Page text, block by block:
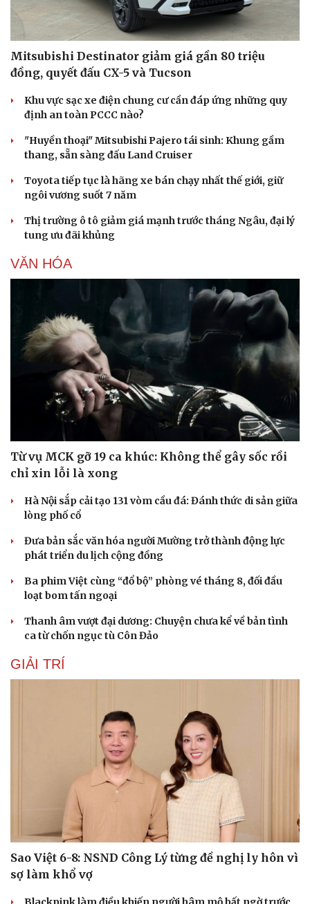
Săn Tour
check-in
Podcast
Đọc truyện đêm khuya
Mitsubishi Destinator giảm giá gần 80 triệu
đồng, quyết đấu CX-5 và Tucson
Khu vực sạc xe điện chung cư cần đáp ứng những quy
định an toàn PCCC nào?
"Huyền thoại" Mitsubishi Pajero tái sinh: Khung gầm
thang, sẵn sàng đấu Land Cruiser
Toyota tiếp tục là hãng xe bán chạy nhất thế giới, giữ
ngôi vương suốt 7 năm
Thị trường ô tô giảm giá mạnh trước tháng Ngâu, đại lý
tung ưu đãi khủng
VĂN HÓA
Từ vụ MCK gỡ 19 ca khúc: Không thể gây sốc rồi
chỉ xin lỗi là xong
Hà Nội sắp cải tạo 131 vòm cầu đá: Đánh thức di sản giữa
lòng phố cổ
Đưa bản sắc văn hóa người Mường trở thành động lực
phát triển du lịch cộng đồng
Ba phim Việt cùng “đổ bộ” phòng vé tháng 8, đối đầu
loạt bom tấn ngoại
Thanh âm vượt đại dương: Chuyện chưa kể về bản tình
ca từ chốn ngục tù Côn Đảo
GIẢI TRÍ
Sao Việt 6-8: NSND Công Lý từng đề nghị ly hôn vì
sợ làm khổ vợ